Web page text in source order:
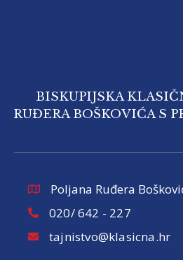
BISKUPIJSKA
RUĐERA BOŠKOVIĆA S
Poljana Ruđera
020/ 642 - 227
tajnistvo@klasicna.hr